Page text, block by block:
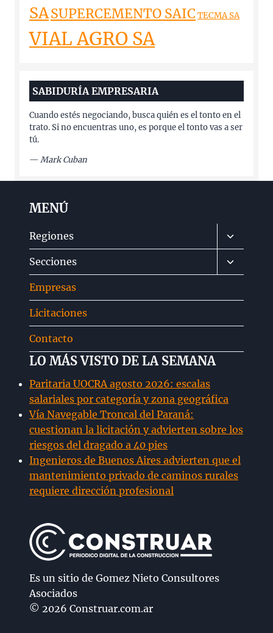
SASUPERCEMENTO SAIC TECMA SA
VIAL AGRO SA
SABIDURÍA EMPRESARIA
Cuando estés negociando, busca quién es el tonto en el
trato. Si no encuentras uno, es porque el tonto vas a ser
tú.
— Mark Cuban
MENÚ
Regiones
Alternar
menú
hijo
Secciones
Alternar
menú
Empresas
Licitaciones
Contacto
LO MÁS VISTO DE LA SEMANA
Paritaria UOCRA agosto 2026: escalas
salariales por categoría y zona geográfica
Vía Navegable Troncal del Paraná:
cuestionan la licitación y advierten sobre los
riesgos del dragado a 40 pies
Ingenieros de Buenos Aires advierten que el
mantenimiento privado de caminos rurales
requiere dirección profesional
Es un sitio de Gomez Nieto Consultores
Asociados
© 2026 Construar.com.ar